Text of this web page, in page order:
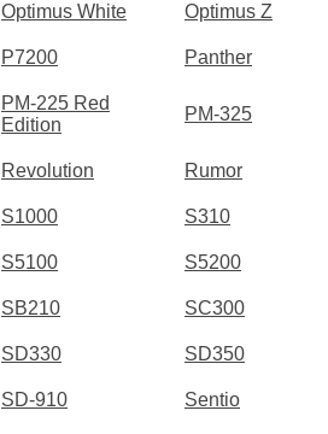
Optimus White Optimus Z
P7200 Panther
PM-225 Red
Edition
PM-325
Revolution Rumor
S1000 S310
S5100 S5200
SB210 SC300
SD330 SD350
SD-910 Sentio